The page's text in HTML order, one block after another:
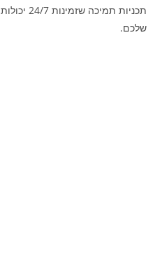
תכניות
שלכם.